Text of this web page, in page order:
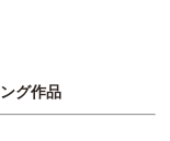
グ作品